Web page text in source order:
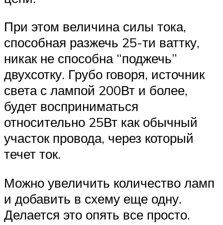
При этом величина силы тока,
способная разжечь 25-ти ваттку,
никак не способна “поджечь”
двухсотку. Грубо говоря, источник
света с лампой 200Вт и более,
будет восприниматься
относительно 25Вт как обычный
участок провода, через который
течет ток.
Можно увеличить количество ламп
и добавить в схему еще одну.
Делается это опять все просто.